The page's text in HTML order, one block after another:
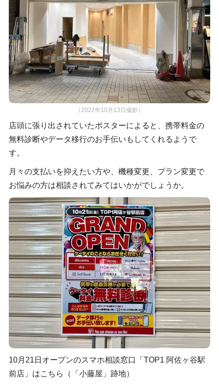
（2022年10月13日撮影）
店頭に張り出されていたポスターによると、携帯料金の
無料診断やデータ移行のお手伝いもしてくれるようで
す。
月々の支払いを抑えたい方や、機種変更、プラン変更で
お悩みの方は相談されてみてはいかがでしょうか。
10月21日オープンのスマホ相談窓口「TOP1 阿佐ヶ谷駅
前店」はこちら（「小藤屋」跡地）